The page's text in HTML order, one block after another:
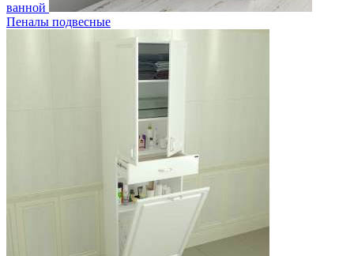
ванной
Пеналы подвесные